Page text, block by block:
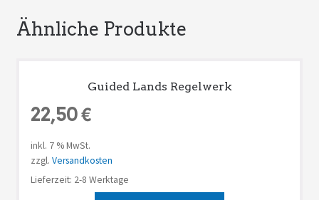
Ähnliche Produkte
Guided Lands Regelwerk
22,50€
inkl. 7 % MwSt.
zzgl. Versandkosten
Lieferzeit: 2-8 Werktage